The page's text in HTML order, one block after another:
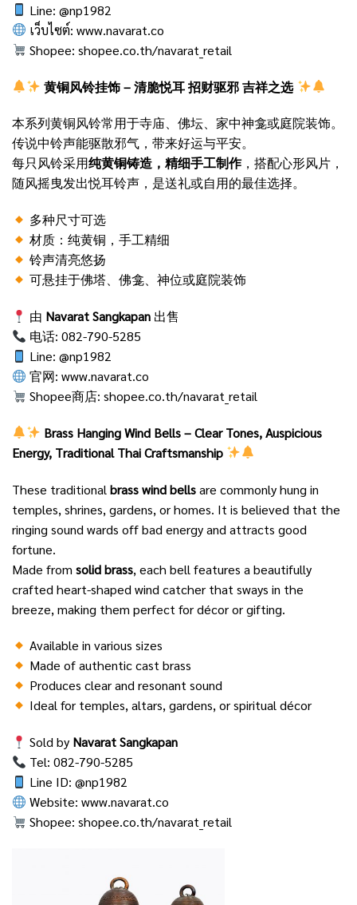
Line: @np1982
เว็บไซต์:www.navarat.co
Shopee:shopee.co.th/navarat_retail
黄铜风铃挂饰 – 清脆悦耳 招财驱邪 吉祥之选
本系列黄铜风铃常用于寺庙、佛坛、家中神龛或庭院装饰。
传说中铃声能驱散邪气，带来好运与平安。
每只风铃采用纯黄铜铸造，精细手工制作，搭配心形风片，
随风摇曳发出悦耳铃声，是送礼或自用的最佳选择。
多种尺寸可选
材质：纯黄铜，手工精细
铃声清亮悠扬
可悬挂于佛塔、佛龛、神位或庭院装饰
由 Navarat Sangkapan 出售
电话: 082-790-5285
Line: @np1982
官网:www.navarat.co
Shopee商店:shopee.co.th/navarat_retail
Brass Hanging Wind Bells – Clear Tones, Auspicious
Energy, Traditional Thai Craftsmanship
These traditional brass wind bellsare commonly hung in
temples, shrines, gardens, or homes. It is believed that the
ringing sound wards off bad energy and attracts good
fortune.
Made from solid brass, each bell features a beautifully
crafted heart-shaped wind catcher that sways in the
breeze, making them perfect for décor or gifting.
Available in various sizes
Made of authentic cast brass
Produces clear and resonant sound
Ideal for temples, altars, gardens, or spiritual décor
Sold by Navarat Sangkapan
Tel: 082-790-5285
Line ID: @np1982
Website:www.navarat.co
Shopee:shopee.co.th/navarat_retail